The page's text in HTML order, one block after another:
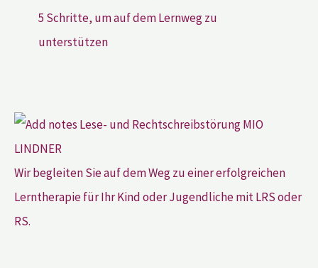
5 Schritte, um auf dem Lernweg zu
unterstützen
Wir begleiten Sie auf dem Weg zu einer erfolgreichen
Lerntherapie für Ihr Kind oder Jugendliche mit LRS oder
RS.